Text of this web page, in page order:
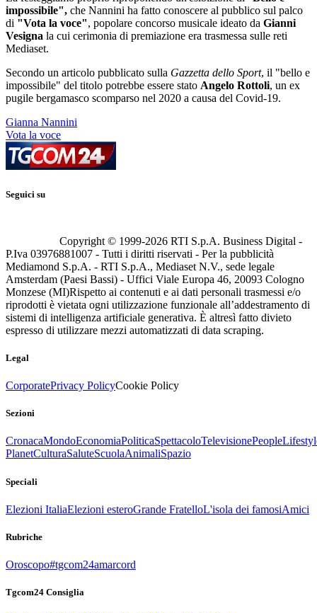
impossibile", che Nannini ha fatto conoscere al pubblico sul palco
di "Vota la voce", popolare concorso musicale ideato da Gianni
Vesigna la cui cerimonia di premiazione era trasmessa sulle reti
Mediaset.
Secondo un articolo pubblicato sulla Gazzetta dello Sport, il "bello e
impossibile" del titolo potrebbe essere stato Angelo Rottoli, un ex
pugile bergamasco scomparso nel 2020 a causa del Covid-19.
Gianna Nannini
Vota la voce
Seguici su
Copyright © 1999-2026 RTI S.p.A. Business Digital -
P.Iva 03976881007 - Tutti i diritti riservati - Per la pubblicità
Mediamond S.p.A. - RTI S.p.A., Mediaset N.V., sede legale
Amsterdam (Paesi Bassi) - Uffici Viale Europa 46, 20093 Cologno
Monzese (MI)Rispetto ai contenuti e ai dati personali trasmessi e/o
riprodotti è vietata ogni utilizzazione funzionale all’addestramento di
sistemi di intelligenza artificiale generativa. È altresì fatto divieto
espresso di utilizzare mezzi automatizzati di data scraping.
Legal
CorporatePrivacy PolicyCookie Policy
Sezioni
CronacaMondoEconomiaPoliticaSpettacoloTelevisionePeople
PlanetCulturaSaluteScuolaAnimaliSpazio
Speciali
Elezioni ItaliaElezioni esteroGrande FratelloL'isola dei famosiAmici
Rubriche
Oroscopo#tgcom24amarcord
Tgcom24 Consiglia